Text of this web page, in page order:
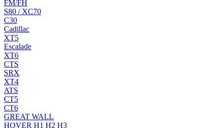
FM/FH
S80 / XC70
C30
Cadillac
XT5
Escalade
XT6
CTS
SRX
XT4
ATS
CT5
CT6
GREAT WALL
HOVER H1 H2 H3